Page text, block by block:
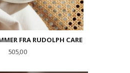
FRA RUDOLPH CARE
Pris
505,00